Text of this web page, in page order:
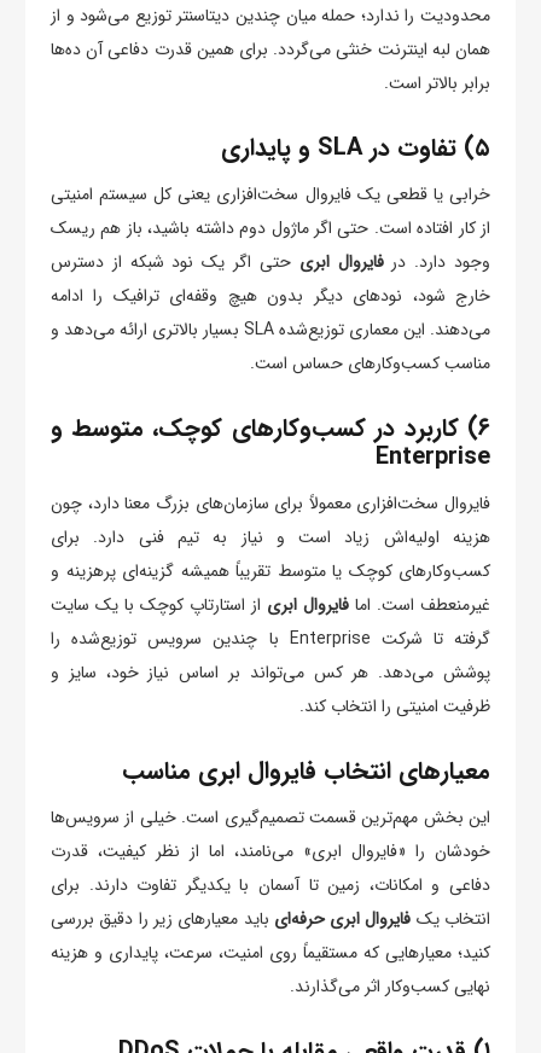
محدودیت را ندارد؛ حمله میان چندین دیتاسنتر توزیع می‌شود و از
همان لبه اینترنت خنثی می‌گردد. برای همین قدرت دفاعی آن ده‌ها
برابر بالاتر است.
۵) تفاوت در SLA و پایداری
خرابی یا قطعی یک فایروال سخت‌افزاری یعنی کل سیستم امنیتی
از کار افتاده است. حتی اگر ماژول دوم داشته باشید، باز هم ریسک
وجود دارد. درفایروال ابری حتی اگر یک نود شبکه از دسترس
خارج شود، نودهای دیگر بدون هیچ وقفه‌ای ترافیک را ادامه
می‌دهند. این معماری توزیع‌شده SLA بسیار بالاتری ارائه می‌دهد و
مناسب کسب‌وکارهای حساس است.
۶) کاربرد در کسب‌وکارهای کوچک، متوسط و
Enterprise
فایروال سخت‌افزاری معمولاً برای سازمان‌های بزرگ معنا دارد، چون
هزینه اولیه‌اش زیاد است و نیاز به تیم فنی دارد. برای
کسب‌وکارهای کوچک یا متوسط تقریباً همیشه گزینه‌ای پرهزینه و
غیرمنعطف است. اما فایروال ابری از استارتاپ کوچک با یک سایت
گرفته تا شرکت Enterprise با چندین سرویس توزیع‌شده را
پوشش می‌دهد. هر کس می‌تواند بر اساس نیاز خود، سایز و
ظرفیت امنیتی را انتخاب کند.
معیارهای انتخاب فایروال ابری مناسب
این بخش مهم‌ترین قسمت تصمیم‌گیری است. خیلی از سرویس‌ها
خودشان را «فایروال ابری» می‌نامند، اما از نظر کیفیت، قدرت
دفاعی و امکانات، زمین تا آسمان با یکدیگر تفاوت دارند. برای
انتخاب یک فایروال ابری حرفه‌ای باید معیارهای زیر را دقیق بررسی
کنید؛ معیارهایی که مستقیماً روی امنیت، سرعت، پایداری و هزینه
نهایی کسب‌وکار اثر می‌گذارند.